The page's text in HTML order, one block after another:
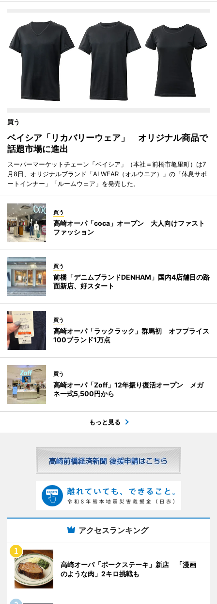
買う
ベイシア「リカバリーウェア」 オリジナル商品で
話題市場に進出
スーパーマーケットチェーン「ベイシア」（本社＝前橋市亀里町）は7
月8日、オリジナルブランド「ALWEAR（オルウエア）」の「休息サポ
ートインナー」「ルームウェア」を発売した。
買う
高崎オーパ「coca」オープン 大人向けファスト
ファッション
買う
前橋「デニムブランドDENHAM」国内4店舗目の路
面新店、好スタート
買う
高崎オーパ「ラックラック」群馬初 オフプライス
100ブランド1万点
買う
高崎オーパ「Zoff」12年振り復活オープン メガ
ネ一式5,500円から
もっと見る
アクセスランキング
高崎オーパ「ポークステーキ」新店 「漫画
のような肉」2キロ挑戦も